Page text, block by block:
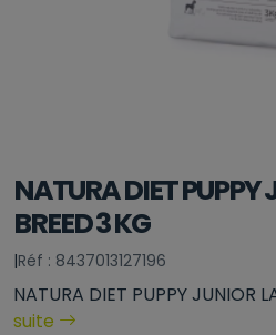
NATURA DIET PUPPY
BREED 3 KG
|Réf : 8437013127196
NATURA DIET PUPPY JUNIOR
suite